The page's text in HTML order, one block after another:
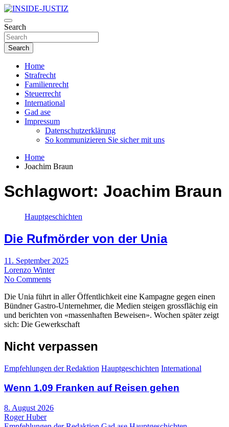
Skip
to
content
INSIDE-JUSTIZ
Investigativer Journalismus zur Dritten Gewalt
Search
Search
Home
Strafrecht
Familienrecht
Steuerrecht
International
Gad ase
Impressum
Datenschutzerklärung
So kommunizieren Sie sicher mit uns
Home
Joachim Braun
Schlagwort: Joachim Braun
Hauptgeschichten
Die Rufmörder von der Unia
11. September 2025
Lorenzo Winter
No Comments
Die Unia führt in aller Öffentlichkeit eine Kampagne gegen einen
Bündner Gastro-Unternehmer, die Medien steigen grossflächig ein
und berichten von «massenhaften Beweisen». Wochen später zeigt
sich: Die Gewerkschaft
Nicht verpassen
Empfehlungen der Redaktion Hauptgeschichten International
Wenn 1.09 Franken auf Reisen gehen
8. August 2026
Roger Huber